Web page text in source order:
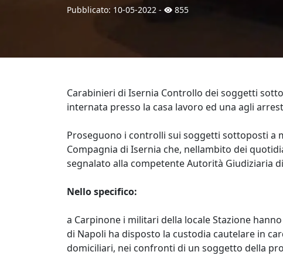
Pubblicato: 10-05-2022 - 855
Carabinieri di Isernia Controllo dei soggetti
internata presso la casa lavoro ed una agli
Proseguono i controlli sui soggetti sottoposti a
Compagnia di Isernia che, nellambito dei
segnalato alla competente Autorità Giudiziaria
Nello specifico:
a Carpinone i militari della locale Stazione
di Napoli ha disposto la custodia cautelare in
domiciliari, nei confronti di un soggetto della